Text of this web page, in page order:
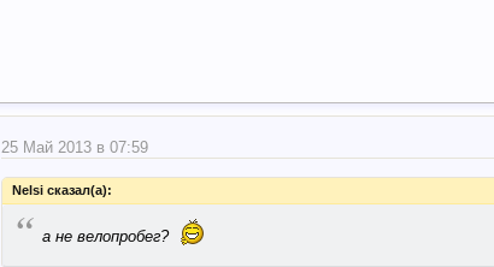
25 Май 2013 в 07:59
Nelsi сказал(а):
“ а не велопробег?